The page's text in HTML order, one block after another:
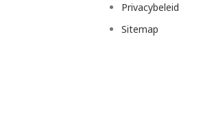
Privacybeleid
Sitemap